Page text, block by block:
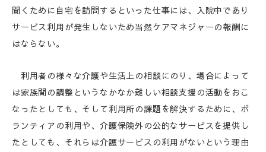
聞くために自宅を訪問するといった仕事には、入院中であり
サービス利用が発生しないため当然ケアマネジャーの報酬に
はならない。
利用者の様々な介護や生活上の相談にのり、場合によって
は家族間の調整というなかなか難しい相談支援の活動をおこ
なったとしても、そして利用所の課題を解決するために、ボ
ランティアの利用や、介護保険外の公的なサービスを提供し
たとしても、それらは介護サービスの利用がないという理由